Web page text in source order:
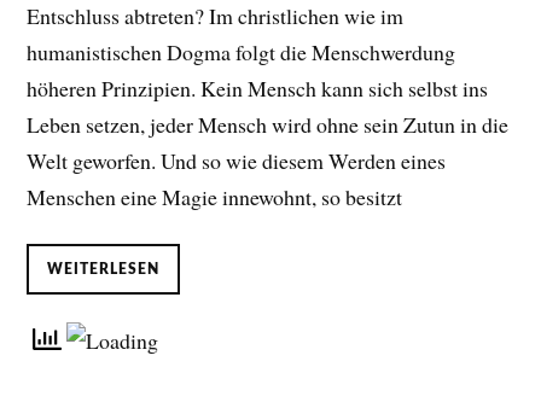
Entschluss abtreten? Im christlichen wie im
humanistischen Dogma folgt die Menschwerdung
höheren Prinzipien. Kein Mensch kann sich selbst ins
Leben setzen, jeder Mensch wird ohne sein Zutun in die
Welt geworfen. Und so wie diesem Werden eines
Menschen eine Magie innewohnt, so besitzt
WEITERLESEN